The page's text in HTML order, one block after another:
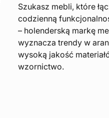
Szukasz mebli, które
codzienną
– holenderską markę
wyznacza trendy w
wysoką jakość
wzornictwo.